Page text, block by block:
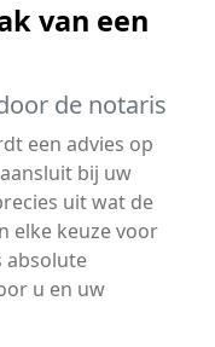
van een
de notaris
een advies op
bij uw
uit wat de
elke keuze voor
absolute
u en uw